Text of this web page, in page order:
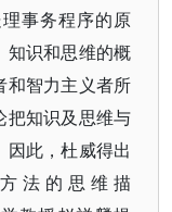
事务程序的原
知识和思维的概
和智力主义者所
把知识及思维与
此，杜威得出
法的思维描